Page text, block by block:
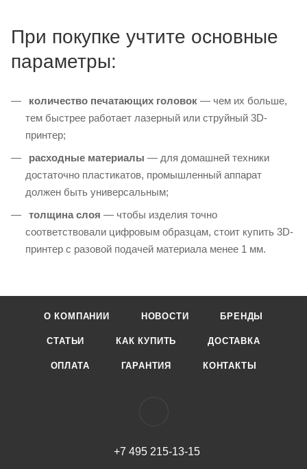
При покупке учтите основные
параметры:
количество печатающих головок — чем их больше,
тем быстрее работает лазерный или струйный 3D-
принтер;
расходные материалы — для домашней техники
достаточно пластикатов, промышленный аппарат
должен быть универсальным;
толщина слоя — чтобы изделия точно
соответствовали цифровым образцам, стоит купить 3D-
принтер с разовой подачей материала менее 1 мм.
О КОМПАНИИ НОВОСТИ БРЕНДЫ
СТАТЬИ КАК КУПИТЬ ДОСТАВКА
ОПЛАТА ГАРАНТИЯ КОНТАКТЫ
+7 495 215-13-15